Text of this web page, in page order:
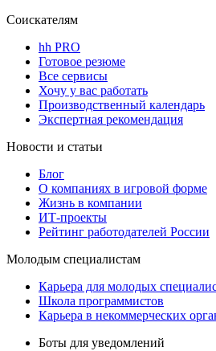
Соискателям
hh PRO
Готовое резюме
Все сервисы
Хочу у вас работать
Производственный календарь
Экспертная рекомендация
Новости и статьи
Блог
О компаниях в игровой форме
Жизнь в компании
ИТ-проекты
Рейтинг работодателей России
Молодым специалистам
Карьера для молодых
Школа программистов
Карьера в некоммерческих
Боты для уведомлений